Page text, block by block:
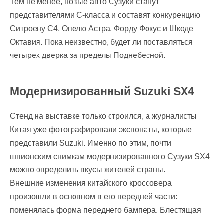
Тем не менее, новые авто Сузуки станут
представителями C-класса и составят конкуренцию
Ситроену С4, Опелю Астра, Форду Фокус и Шкоде
Октавия. Пока неизвестно, будет ли поставляться
четырех дверка за пределы Поднебесной.
Модернизированный Suzuki SX4
Стенд на выставке только строился, а журналисты
Китая уже фотографировали экспонаты, которые
представили Suzuki. Именно по этим, почти
шпионским снимкам модернизированного Сузуки SX4
можно определить вкусы жителей страны.
Внешние изменения китайского кроссовера
произошли в основном в его передней части:
поменялась форма переднего бампера. Блестящая